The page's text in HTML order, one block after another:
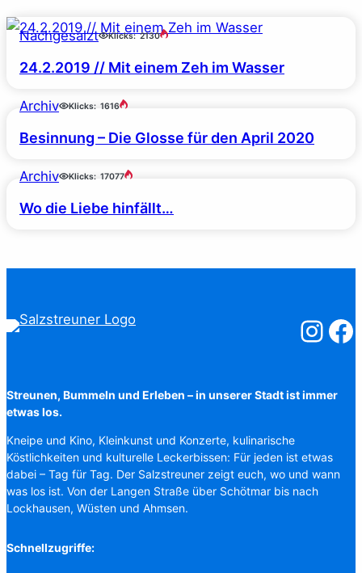
Nachgesalzt Klicks: 2130
24.2.2019 // Mit einem Zeh im Wasser
Archiv Klicks: 1616
Besinnung – Die Glosse für den April 2020
Archiv Klicks: 17077
Wo die Liebe hinfällt…
Streunen, Bummeln und Erleben – in unserer Stadt ist immer
etwas los.
Kneipe und Kino, Kleinkunst und Konzerte, kulinarische
Köstlichkeiten und kulturelle Leckerbissen: Für jeden ist etwas
dabei – Tag für Tag. Der Salzstreuner zeigt euch, wo und wann
was los ist. Von der Langen Straße über Schötmar bis nach
Lockhausen, Wüsten und Ahmsen.
Schnellzugriffe: